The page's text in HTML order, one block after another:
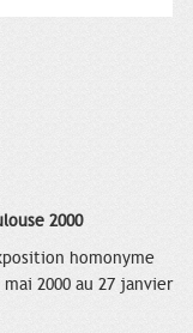
2000
homonyme
2000 au 27 janvier